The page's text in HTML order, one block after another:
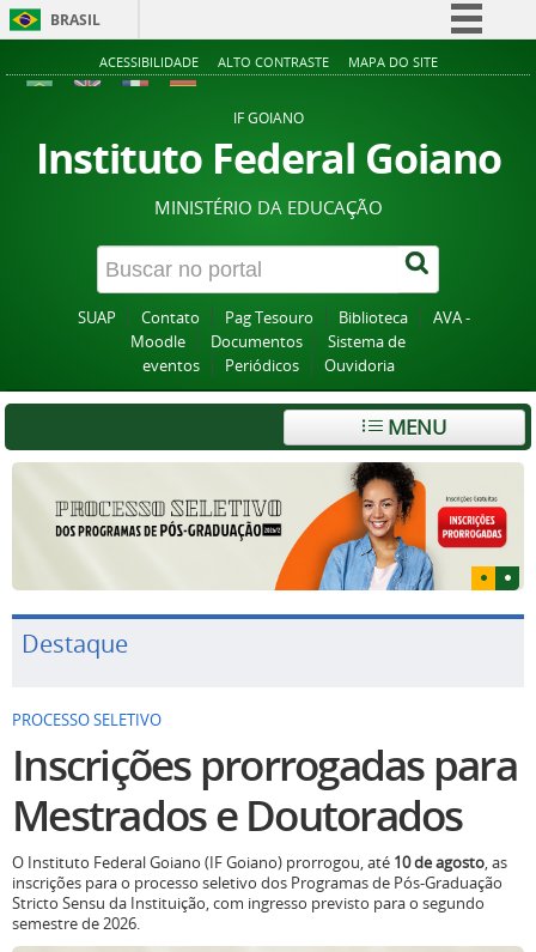
BRASIL
Simplifique!
Acesso à informação
Legislação
Canais
ACESSIBILIDADE ALTO CONTRASTE MAPA DO SITE
IF GOIANO
Instituto Federal Goiano
MINISTÉRIO DA EDUCAÇÃO
SUAP Contato Pag Tesouro Biblioteca
AVA -
Moodle
Documentos
Sistema de
eventos
Periódicos Ouvidoria
MENU
Destaque
PROCESSO SELETIVO
Inscrições prorrogadas para
Mestrados e Doutorados
O Instituto Federal Goiano (IF Goiano) prorrogou, até 10 de agosto, as
inscrições para o processo seletivo dos Programas de Pós-Graduação
Stricto Sensu da Instituição, com ingresso previsto para o segundo
semestre de 2026.